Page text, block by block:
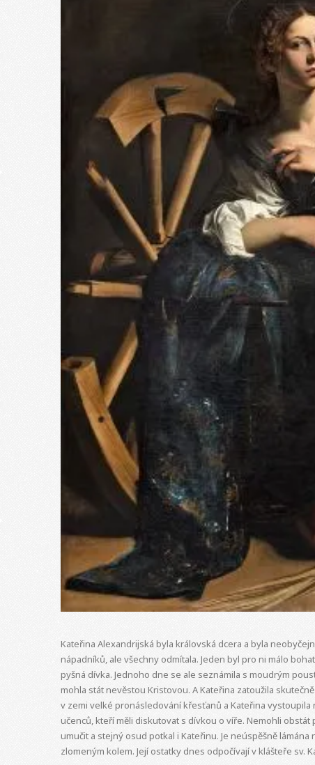
Kateřina Alexandrijská byla královská dcera a byla
nápadníků, ale všechny odmítala. Jeden byl pro ni málo
pyšná dívka. Jednoho dne se ale seznámila s moudrým
mohla stát nevěstou Kristovou. A Kateřina zatoužila
v zemi velké pronásledování křesťanů a Kateřina
učenců, kteří měli diskutovat s dívkou o víře. Nemohli
umučit a stejný osud potkal i Kateřinu. Je neúspěšně
zlomeným kolem. Její ostatky dnes odpočívají v klášteře sv.